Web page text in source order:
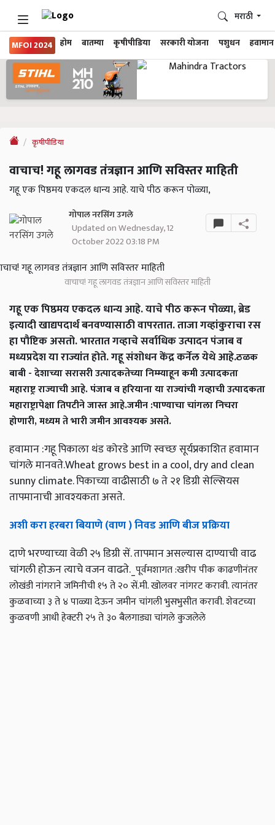
MFOI 2024 होम बातम्या कृषीपीडिया सरकारी योजना पशुधन हवामान
मराठी
कृषीपीडिया
वाचाच! गहू लागवड तंत्रज्ञान आणि सविस्तर माहिती
गहू एक पिष्ठमय एकदल धान्य आहे. याचे पीठ करून पोळ्या,
गोपाल नरसिंग उगले
Updated on Wednesday, 12
October 2022 03:18 PM
वाचाच! गहू लागवड तंत्रज्ञान आणि सविस्तर माहिती
गहू एक पिष्ठमय एकदल धान्य आहे. याचे पीठ करून पोळ्या, ब्रेड
इत्यादी खाद्यपदार्थ बनवण्यासाठी वापरतात. ताजा गव्हांकुराचा रस
हा पौष्टिक असतो. भारतात गव्हाचे सर्वाधिक उत्पादन पंजाब व
मध्यप्रदेश या राज्यांत होते. गहू संशोधन केंद्र कर्नेल येथे आहे.ठळक
बाबी - देशाच्या सरासरी उत्पादकतेच्या निम्म्याहून कमी उत्पादकता
महाराष्ट्र राज्याची आहे. पंजाब व हरियाना या राज्यांची गव्हाची उत्पादकता
महाराष्ट्रापेक्षा तिपटीने जास्त आहे.जमीन :पाण्याचा चांगला निचरा
होणारी, मध्यम ते भारी जमीन आवश्‍यक असते.
हवामान :गहू पिकाला थंड कोरडे आणि स्वच्छ सूर्यप्रकाशित हवामान
चांगले मानवते.Wheat grows best in a cool, dry and clean
sunny climate. पिकाच्या वाढीसाठी ७ ते २१ डिग्री सेल्सियस
तापमानाची आवश्‍यकता असते.
अशी करा हरबरा बियाणे (वाण ) निवड आणि बीज प्रक्रिया
दाणे भरण्याच्या वेळी २५ डिग्री सें. तापमान असल्यास दाण्याची वाढ
चांगली होऊन त्याचे वजन वाढते._ पूर्वमशागत :खरीप पीक काढणीनंतर
लोखंडी नांगराने जमिनीची १५ ते २० सें.मी. खोलवर नांगरट करावी. त्यानंतर
कुळवाच्या ३ ते ४ पाळ्या देऊन जमीन चांगली भुसभुसीत करावी. शेवटच्या
कुळवणी आधी हेक्‍टरी २५ ते ३० बैलगाड्या चांगले कुजलेले